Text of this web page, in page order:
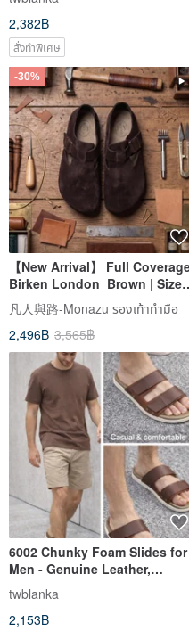
2,382฿
สั่งทำพิเศษ
-30%
【New Arrival】 Full
Birken London_Brown | Sizes
35-46 | Unisex
凡人與路-Monazu รองเท้าทำมือ
2,496฿ 3,565฿
6002 Chunky Foam Slides for
Men - Genuine Leather,
Athletic Style
twblanka
2,153฿